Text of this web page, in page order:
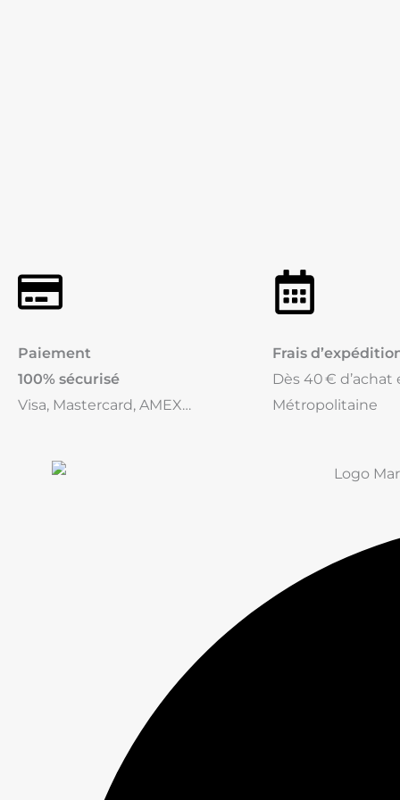
Paiement
100% sécurisé
Visa, Mastercard, AMEX…
Frais
Dès 40 € d’achat
Métropolitaine